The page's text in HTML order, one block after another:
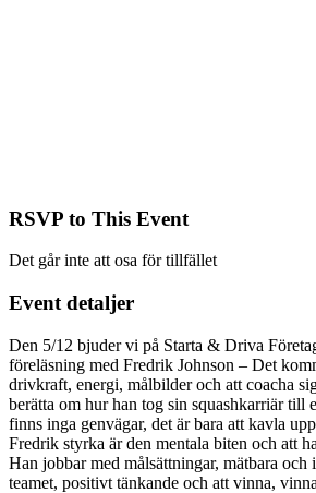
RSVP to This Event
Det går inte att osa för tillfället
Event detaljer
Den 5/12 bjuder vi på Starta & Driva
föreläsning med Fredrik Johnson – Det
drivkraft, energi, målbilder och att coacha
berätta om hur han tog sin squashkarriär till
finns inga genvägar, det är bara att kavla
Fredrik styrka är den mentala biten och att
Han jobbar med målsättningar, mätbara och
teamet, positivt tänkande och att vinna,